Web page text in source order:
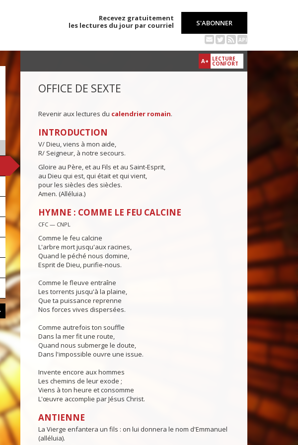
Recevez gratuitement
les lectures du jour par courriel
S'ABONNER
API
A+ LECTURE
CONFORT
OFFICE DE SEXTE
Revenir aux lectures du calendrier romain.
INTRODUCTION
V/ Dieu, viens à mon aide,
R/ Seigneur, à notre secours.
Gloire au Père, et au Fils et au Saint-Esprit,
au Dieu qui est, qui était et qui vient,
pour les siècles des siècles.
Amen. (Alléluia.)
HYMNE : COMME LE FEU CALCINE
CFC — CNPL
Comme le feu calcine
L'arbre mort jusqu'aux racines,
Quand le péché nous domine,
Esprit de Dieu, purifie-nous.
Comme le fleuve entraîne
Les torrents jusqu'à la plaine,
Que ta puissance reprenne
Nos forces vives dispersées.
Comme autrefois ton souffle
Dans la mer fit une route,
Quand nous submerge le doute,
Dans l'impossible ouvre une issue.
Invente encore aux hommes
Les chemins de leur exode ;
Viens à ton heure et consomme
L'œuvre accomplie par Jésus Christ.
ANTIENNE
La Vierge enfantera un fils : on lui donnera le nom d'Emmanuel
(alléluia).